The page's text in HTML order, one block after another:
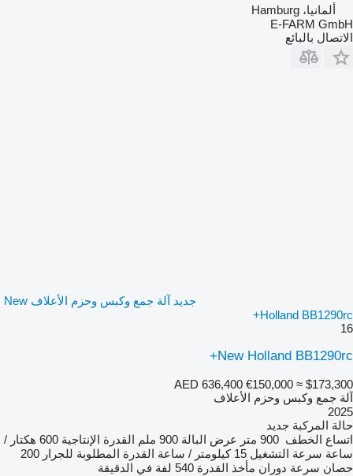
ألمانيا، Hamburg
E-FARM GmbH
الاتصال بالبائع
جديد آلة جمع وكبس وحزم الأعلاف New
Holland BB1290rc+
16
New Holland BB1290rc+
AED 636,400 €150,000 ≈ $173,300
آلة جمع وكبس وحزم الأعلاف
2025
حالة المركبة جديد
اتساع الخطف 900 متر عرض البالة 900 ملم القدرة الإنتاجية
600 هكتار /
ساعة سرعة التشغيل 15 كيلومتر / ساعة القدرة المطلوبة للجرار 200
حصان سرعة دوران مأخذ القدرة 540 لفة في الدقيقة